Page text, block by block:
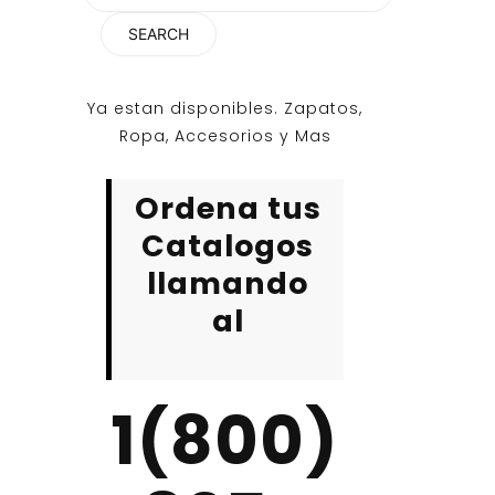
Ya estan disponibles. Zapatos,
Ropa, Accesorios y Mas
Ordena tus
Catalogos
llamando
al
1(800)